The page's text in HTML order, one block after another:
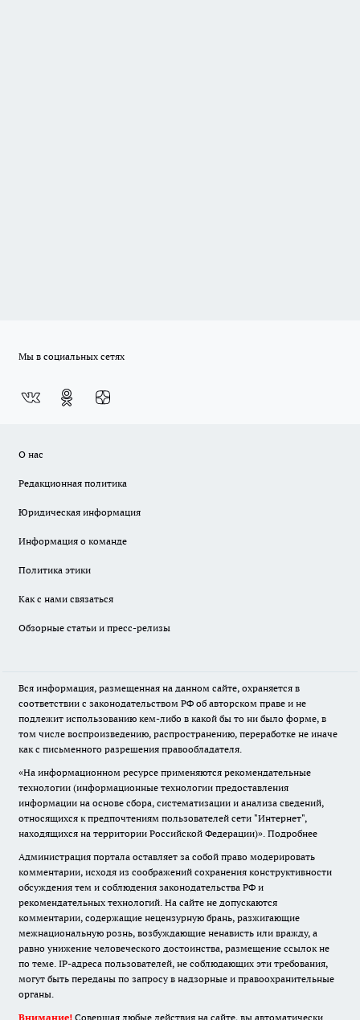
Мы в социальных сетях
О нас
Редакционная политика
Юридическая информация
Информация о команде
Политика этики
Как с нами связаться
Обзорные статьи и пресс-релизы
Вся информация, размещенная на данном сайте, охраняется в
соответствии с законодательством РФ об авторском праве и не
подлежит использованию кем-либо в какой бы то ни было форме, в
том числе воспроизведению, распространению, переработке не иначе
как с письменного разрешения правообладателя.
«На информационном ресурсе применяются рекомендательные
технологии (информационные технологии предоставления
информации на основе сбора, систематизации и анализа сведений,
относящихся к предпочтениям пользователей сети "Интернет",
находящихся на территории Российской Федерации)». Подробнее
Администрация портала оставляет за собой право модерировать
комментарии, исходя из соображений сохранения конструктивности
обсуждения тем и соблюдения законодательства РФ и
рекомендательных технологий. На сайте не допускаются
комментарии, содержащие нецензурную брань, разжигающие
межнациональную рознь, возбуждающие ненависть или вражду, а
равно унижение человеческого достоинства, размещение ссылок не
по теме. IP-адреса пользователей, не соблюдающих эти требования,
могут быть переданы по запросу в надзорные и правоохранительные
органы.
Внимание! Совершая любые действия на сайте, вы автоматически